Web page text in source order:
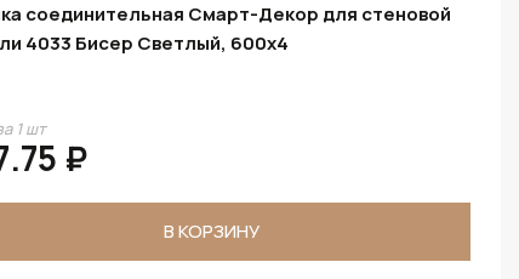
соединительная Смарт-Декор для стеновой
4033 Бисер Светлый, 600x4
1 шт
₽
В КОРЗИНУ